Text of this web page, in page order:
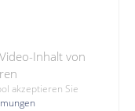
Inhalt von
akzeptieren Sie